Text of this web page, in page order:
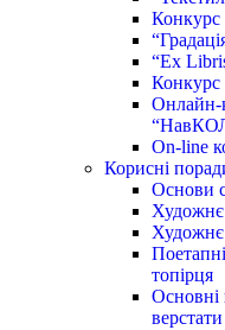
Конкурс
“Ex
Конкурс
Онлайн-
On-line
Корисні
Основи
Художнє
Художнє
топірця
Основні
верстати